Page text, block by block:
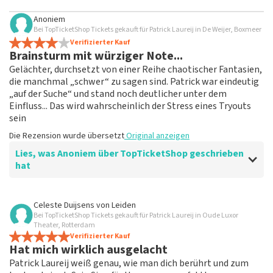
Anoniem
Bei TopTicketShop Tickets gekauft für Patrick Laureij in De Weijer, Boxmeer
Verifizierter Kauf
Brainsturm mit würziger Note...
Gelächter, durchsetzt von einer Reihe chaotischer Fantasien,
die manchmal „schwer“ zu sagen sind. Patrick war eindeutig
„auf der Suche“ und stand noch deutlicher unter dem
Einfluss... Das wird wahrscheinlich der Stress eines Tryouts
sein
Die Rezension wurde übersetztOriginal anzeigen
Lies, was Anoniem über TopTicketShop geschrieben
hat
Bewertung von Anoniem über
Wie du es erwarten würdest
Tickets nicht namentlich — ohne festen Sitzplatz
könnten zu Unzufriedenheit führen.
Die Rezension wurde übersetzt Original anzeigen
Celeste Duijsens von Leiden
Bei TopTicketShop Tickets gekauft für Patrick Laureij in Oude Luxor
Theater, Rotterdam
Verifizierter Kauf
Hat mich wirklich ausgelacht
Patrick Laureij weiß genau, wie man dich berührt und zum